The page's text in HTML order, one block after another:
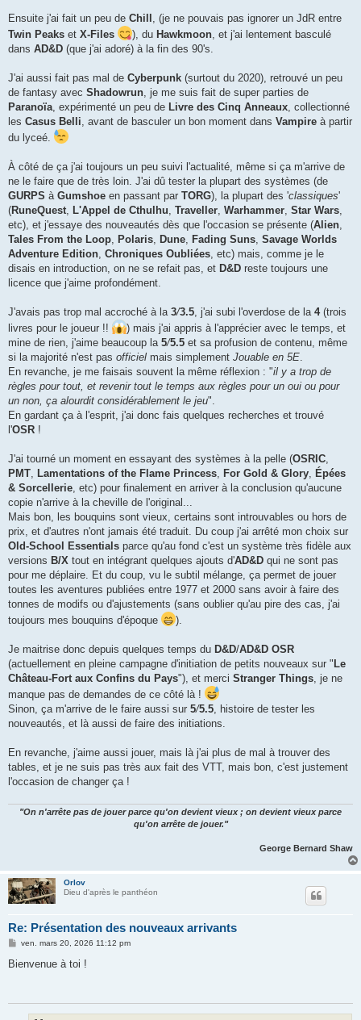
Ensuite j'ai fait un peu de Chill , (je ne pouvais pas ignorer un JdR entre
Twin Peaks et X-Files ), du Hawkmoon, et j'ai lentement basculé
dans AD&D (que j'ai adoré) à la fin des 90's.
J'ai aussi fait pas mal de Cyberpunk (surtout du 2020), retrouvé un peu
de fantasy avec Shadowrun, je me suis fait de super parties de
Paranoïa, expérimenté un peu de Livre des Cinq Anneaux, collectionné
les Casus Belli, avant de basculer un bon moment dans Vampire à partir
du lyceé.
À côté de ça j'ai toujours un peu suivi l'actualité, même si ça m'arrive de
ne le faire que de très loin. J'ai dû tester la plupart des systèmes (de
GURPS à Gumshoe en passant par TORG), la plupart des 'classiques'
(RuneQuest, L'Appel de Cthulhu, Traveller, Warhammer, Star Wars,
etc), et j'essaye des nouveautés dès que l'occasion se présente (Alien,
Tales From the Loop, Polaris, Dune, Fading Suns, Savage Worlds
Adventure Edition, Chroniques Oubliées, etc) mais, comme je le
disais en introduction, on ne se refait pas, et D&D reste toujours une
licence que j'aime profondément.
J'avais pas trop mal accroché à la 3/3.5, j'ai subi l'overdose de la 4(trois
livres pour le joueur !!
) mais j'ai appris à l'apprécier avec le temps, et
mine de rien, j'aime beaucoup la 5/5.5 et sa profusion de contenu, même
si la majorité n'est pas officiel mais simplement Jouable en 5E.
En revanche, je me faisais souvent la même réflexion : "il y a trop de
règles pour tout, et revenir tout le temps aux règles pour un oui ou pour
un non, ça alourdit considérablement le jeu".
En gardant ça à l'esprit, j'ai donc fais quelques recherches et trouvé
l'OSR !
J'ai tourné un moment en essayant des systèmes à la pelle (OSRIC,
PMT, Lamentations of the Flame Princess, For Gold & Glory, Épées
& Sorcellerie, etc) pour finalement en arriver à la conclusion qu'aucune
copie n'arrive à la cheville de l'original...
Mais bon, les bouquins sont vieux, certains sont introuvables ou hors de
prix, et d'autres n'ont jamais été traduit. Du coup j'ai arrêté mon choix sur
Old-School Essentials parce qu'au fond c'est un système très fidèle aux
versions B/X tout en intégrant quelques ajouts d'AD&D qui ne sont pas
pour me déplaire. Et du coup, vu le subtil mélange, ça permet de jouer
toutes les aventures publiées entre 1977 et 2000 sans avoir à faire des
tonnes de modifs ou d'ajustements (sans oublier qu'au pire des cas, j'ai
toujours mes bouquins d'époque
).
Je maitrise donc depuis quelques temps du D&D/AD&D OSR
(actuellement en pleine campagne d'initiation de petits nouveaux sur " Le
Château-Fort aux Confins du Pays"), et merci Stranger Things, je ne
manque pas de demandes de ce côté là !
Sinon, ça m'arrive de le faire aussi sur 5/5.5, histoire de tester les
nouveautés, et là aussi de faire des initiations.
En revanche, j'aime aussi jouer, mais là j'ai plus de mal à trouver des
tables, et je ne suis pas très aux fait des VTT, mais bon, c'est justement
l'occasion de changer ça !
"On n'arrête pas de jouer parce qu'on devient vieux ; on devient vieux parce
qu'on arrête de jouer."
George Bernard Shaw
Orlov
Dieu d'après le panthéon
Re: Présentation des nouveaux arrivants
M
s
ven. mars 20, 2026 11:12 pm
Bienvenue à toi !